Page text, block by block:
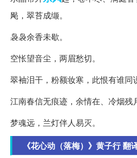
飐，翠苔成缬。
袅袅余香未歇。
空怅望音尘，两眉愁切。
翠袖泪干，粉额妆寒，此恨有谁同
江南春信无痕迹，余情在、冷烟残
梦魂远，兰灯伴人易灭。
《花心动（落梅）》黄子行 翻